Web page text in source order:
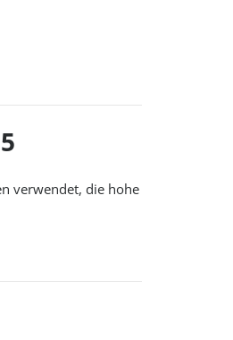
verwendet, die hohe